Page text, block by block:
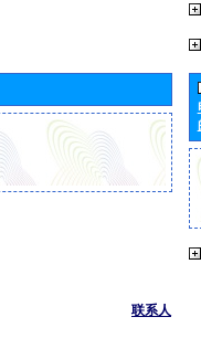
联系人